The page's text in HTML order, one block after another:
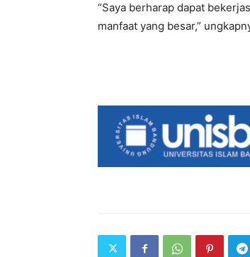
“Saya berharap dapat
manfaat yang besar,”